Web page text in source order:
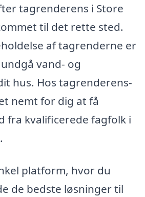
tagrenderens i Store
til det rette sted.
af tagrenderne er
vand- og
hus. Hos tagrenderens-
nemt for dig at få
fra kvalificerede fagfolk i
platform, hvor du
de bedste løsninger til